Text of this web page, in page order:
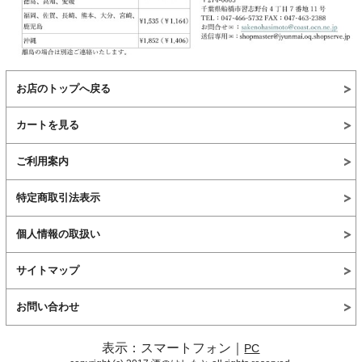
お店のトップへ戻る
カートを見る
ご利用案内
特定商取引法表示
個人情報の取扱い
サイトマップ
お問い合わせ
表示：スマートフォン｜ PC